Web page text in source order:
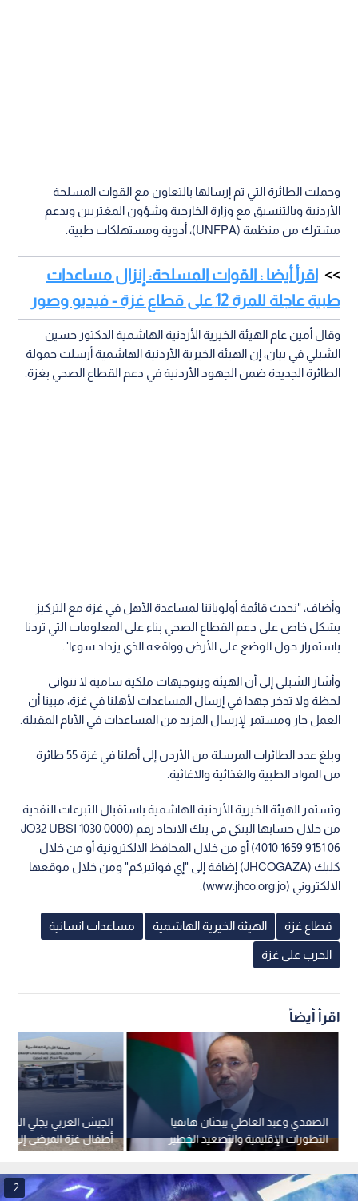
وحملت الطائرة التي تم إرسالها بالتعاون مع القوات المسلحة
الأردنية وبالتنسيق مع وزارة الخارجية وشؤون المغتربين وبدعم
مشترك من منظمة (UNFPA)، أدوية ومستهلكات طبية.
اقرأ أيضا : القوات المسلحة: إنزال مساعدات
طبية عاجلة للمرة 12 على قطاع غزة - فيديو وصور
وقال أمين عام الهيئة الخيرية الأردنية الهاشمية الدكتور حسين
الشبلي في بيان، إن الهيئة الخيرية الأردنية الهاشمية أرسلت حمولة
الطائرة الجديدة ضمن الجهود الأردنية في دعم القطاع الصحي بغزة.
وأضاف، "نحدث قائمة أولوياتنا لمساعدة الأهل في غزة مع التركيز
بشكل خاص على دعم القطاع الصحي بناء على المعلومات التي تردنا
باستمرار حول الوضع على الأرض وواقعه الذي يزداد سوءا".
وأشار الشبلي إلى أن الهيئة وبتوجيهات ملكية سامية لا تتوانى
لحظة ولا تدخر جهدا في إرسال المساعدات لأهلنا في غزة، مبينا أن
العمل جار ومستمر لإرسال المزيد من المساعدات في الأيام المقبلة.
وبلغ عدد الطائرات المرسلة من الأردن إلى أهلنا في غزة 55 طائرة
من المواد الطبية والغذائية والاغاثية.
وتستمر الهيئة الخيرية الأردنية الهاشمية باستقبال التبرعات النقدية
من خلال حسابها البنكي في بنك الاتحاد رقم (JO32 UBSI 1030 0000
4010 1659 9151 06) أو من خلال المحافظ الالكترونية أو من خلال
كليك (JHCOGAZA) إضافة إلى "إي فواتيركم" ومن خلال موقعها
الالكتروني (www.jhco.org.jo).
قطاع غزة الهيئة الخيرية الهاشمية مساعدات انسانية
الحرب على غزة
اقرأ أيضاً
أطفال غزة المرضى إلى
الأردنية
الصفدي وعبد العاطي يبحثان هاتفيا
التطورات الإقليمية والتصعيد الخطير
بالضفة وغزة
2